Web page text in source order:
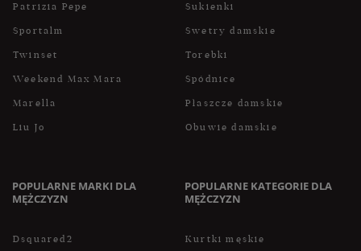
Patrizia Pepe
Sportalm
Twinset
Weekend Max Mara
Marella
Liu Jo
Sukienki
Swetry damskie
Torebki
Spódnice
Płaszcze damskie
Obuwie damskie
POPULARNE MARKI DLA
MĘŻCZYZN
Dsquared2
POPULARNE KATEGORIE DLA
MĘŻCZYZN
Kurtki męskie